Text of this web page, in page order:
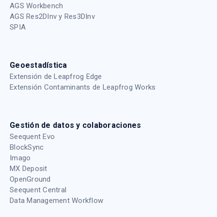
AGS Workbench
AGS Res2DInv y Res3DInv
SPIA
Geoestadística
Extensión de Leapfrog Edge
Extensión Contaminants de Leapfrog Works
Gestión de datos y colaboraciones
Seequent Evo
BlockSync
Imago
MX Deposit
OpenGround
Seequent Central
Data Management Workflow